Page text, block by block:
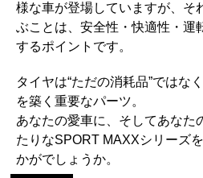
様な車が登場していますが、そ
ぶことは、安全性・快適性・運
するポイントです。
タイヤは“ただの消耗品”ではな
を築く重要なパーツ。
あなたの愛車に、そしてあなた
たりなSPORT MAXXシリーズ
かがでしょうか。